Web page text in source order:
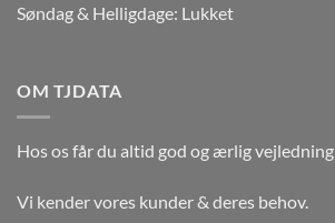
Søndag & Helligdage: Lukket
OM TJDATA
Hos os får du altid god og ærlig vejledning
Vi kender vores kunder & deres behov.